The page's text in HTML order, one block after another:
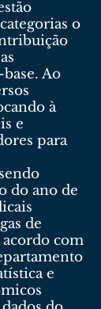
o
Ao
à
e
para
do ano de
de
com
e